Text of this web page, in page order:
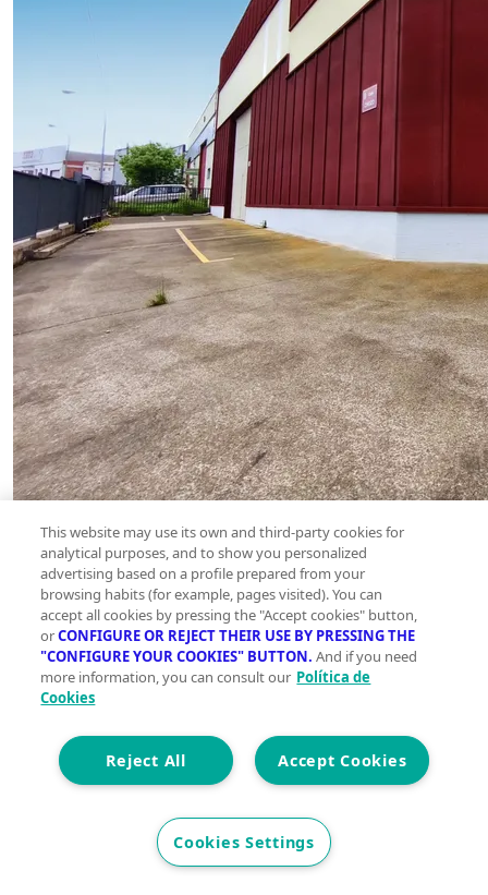
This website may use its own and third-party cookies for
analytical purposes, and to show you personalized
advertising based on a profile prepared from your
browsing habits (for example, pages visited). You can
accept all cookies by pressing the "Accept cookies" button,
orCONFIGURE OR REJECT THEIR USE BY PRESSING THE
"CONFIGURE YOUR COOKIES" BUTTON. And if you need
more information, you can consult our Política de
Cookies
Accept Cookies
Reject All
Cookies Settings